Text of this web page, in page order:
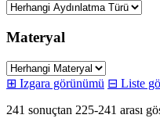
Materyal
⊞ Izgara görünümü ⊟ Liste
241 sonuçtan 225-241 arası